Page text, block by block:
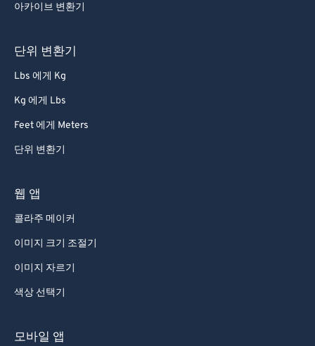
아카이브 변환기
단위 변환기
Lbs 에게 Kg
Kg 에게 Lbs
Feet 에게 Meters
단위 변환기
웹 앱
콜라주 메이커
이미지 크기 조절기
이미지 자르기
색상 선택기
모바일 앱